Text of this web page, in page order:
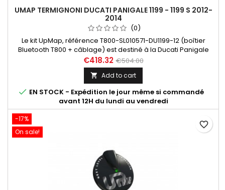
UMAP TERMIGNONI DUCATI PANIGALE 1199 - 1199 S 2012-
2014
(0)
Le kit UpMap, référence T800-SL010571-DU1199-12 (boîtier
Bluetooth T800 + câblage) est destiné à la Ducati Panigale
1199 / 1199S (12-14). Dans "En savoir plus", découvrez les
différentes maps disponibles en fonction des configurations.
€418.32 €504.00
 Add to cart
 EN STOCK - Expédition le jour même si commandé
avant 12H du lundi au vendredi
-17%
On sale!
favorite_border